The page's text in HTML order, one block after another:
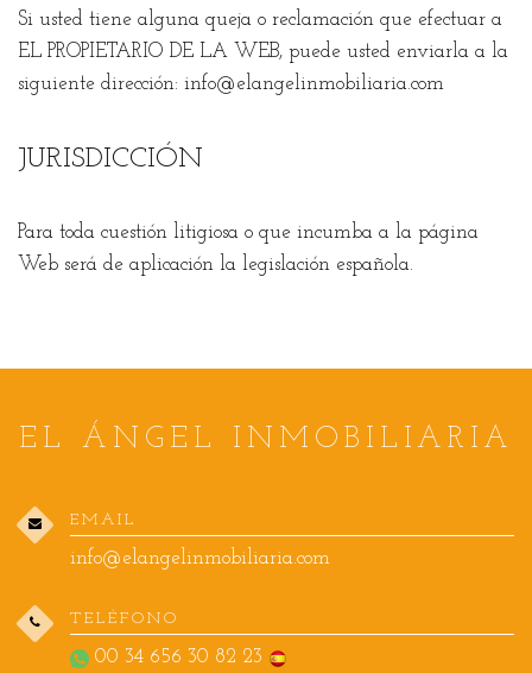
Si usted tiene alguna queja o reclamación que efectuar a
EL PROPIETARIO DE LA WEB, puede usted enviarla a la
siguiente dirección: info@elangelinmobiliaria.com
JURISDICCIÓN
Para toda cuestión litigiosa o que incumba a la página
Web será de aplicación la legislación española.
EL ÁNGEL INMOBILIARIA
EMAIL
info@elangelinmobiliaria.com
TELÉFONO
00 34 656 30 82 23